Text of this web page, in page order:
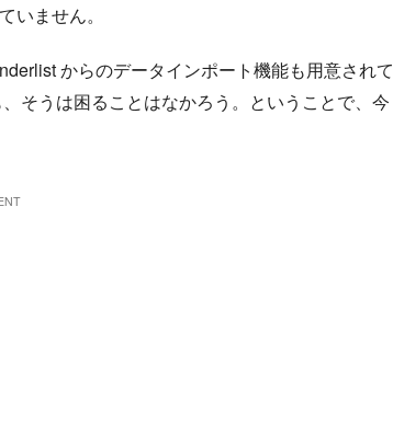
いません。
からのデータインポート機能も用意されて
そうは困ることはなかろう。ということで、今